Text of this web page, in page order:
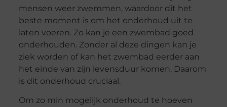
mensen weer zwemmen, waardoor dit het
beste moment is om het onderhoud uit te
laten voeren. Zo kan je een zwembad goed
onderhouden. Zonder al deze dingen kan je
ziek worden of kan het zwembad eerder aan
het einde van zijn levensduur komen. Daarom
is dit onderhoud cruciaal.
Om zo min mogelijk onderhoud te hoeven